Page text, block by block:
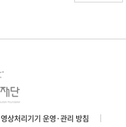
영상처리기기 운영·관리 방침